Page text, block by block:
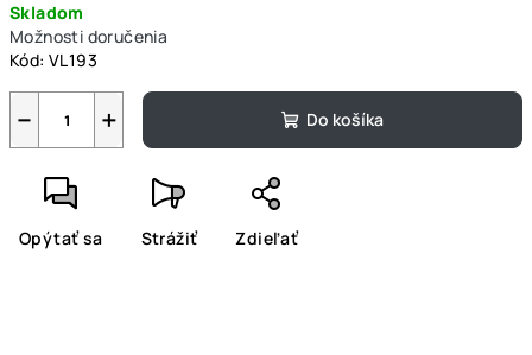
cena:
Skladom
Možnosti doručenia
Kód: VL193
+
− Do košíka
Opýtať sa Strážiť Zdieľať